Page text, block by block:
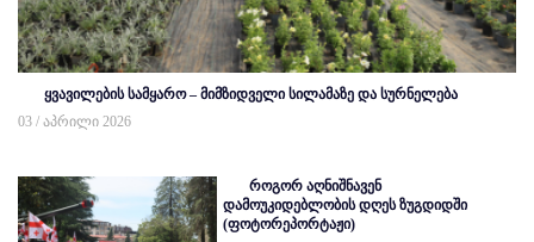
ყვავილების სამყარო – მიმზიდველი სილამაზე და სურნელება
03 / აპრილი 2026
როგორ აღნიშნავენ
დამოუკიდებლობის დღეს ზუგდიდში
(ფოტორეპორტაჟი)